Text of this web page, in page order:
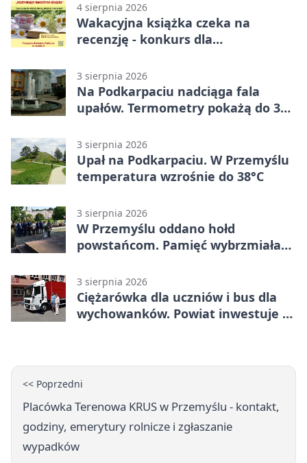
4 sierpnia 2026
Wakacyjna książka czeka na
recenzję - konkurs dla
3 sierpnia 2026
Na Podkarpaciu nadciąga fala
upałów. Termometry pokażą do 36
3 sierpnia 2026
Upał na Podkarpaciu. W Przemyślu
temperatura wzrośnie do 38°C
3 sierpnia 2026
W Przemyślu oddano hołd
powstańcom. Pamięć wybrzmiała
3 sierpnia 2026
Ciężarówka dla uczniów i bus dla
wychowanków. Powiat inwestuje w
<< Poprzedni
Placówka Terenowa KRUS w Przemyślu - kontakt,
godziny, emerytury rolnicze i zgłaszanie
wypadków